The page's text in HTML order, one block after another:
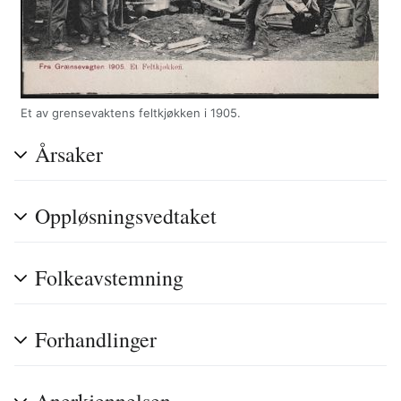
Et av grensevaktens feltkjøkken i 1905.
Årsaker
Oppløsningsvedtaket
Folkeavstemning
Forhandlinger